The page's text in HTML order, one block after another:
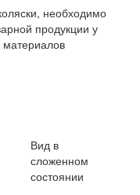
необходимо
продукции у
материалов
Вид в
сложенном
состоянии